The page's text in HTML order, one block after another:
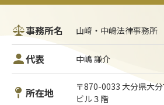
事務所名 山﨑・中嶋法律事務所
代表 中嶋 謙介
所在地
〒870-0033 大分県大
ビル３階